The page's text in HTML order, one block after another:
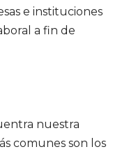
e instituciones
a fin de
nuestra
comunes son los